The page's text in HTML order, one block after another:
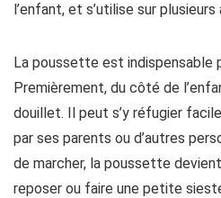
l’enfant, et s’utilise sur plusieurs
La poussette est indispensable
Premièrement, du côté de
douillet. Il peut s’y réfugier
par ses parents ou d’autres
de marcher, la poussette
reposer ou faire une petite